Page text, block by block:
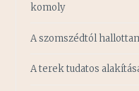
komoly
A szomszédtól
A terek tudatos